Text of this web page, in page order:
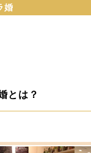
婚
とは？